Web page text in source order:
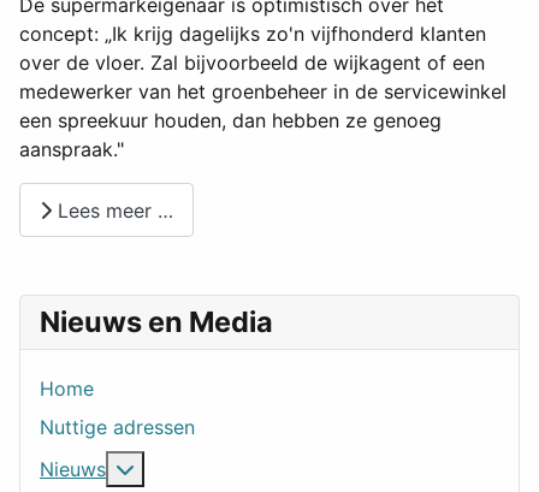
Nieuws en Media
Home
Nuttige adressen
Nieuws
De supermarkeigenaar is optimistisch over het
concept: „Ik krijg dagelijks zo'n vijfhonderd klanten
over de vloer. Zal bijvoorbeeld de wijkagent of een
medewerker van het groenbeheer in de servicewinkel
een spreekuur houden, dan hebben ze genoeg
aanspraak."
Lees meer …